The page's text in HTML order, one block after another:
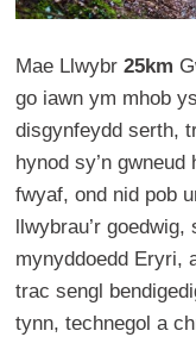
Mae Llwybr 25km
go iawn ym mhob
disgynfeydd serth,
hynod sy’n gwneud
fwyaf, ond nid pob
llwybrau’r
mynyddoedd Eryri,
trac sengl
tynn, technegol a